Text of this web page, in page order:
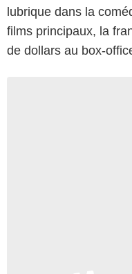
lubrique dans la
films principaux, la
de dollars au box-